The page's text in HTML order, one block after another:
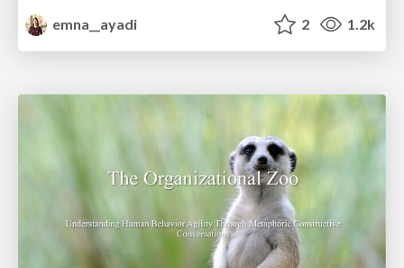
emna__ayadi
2 1.2k